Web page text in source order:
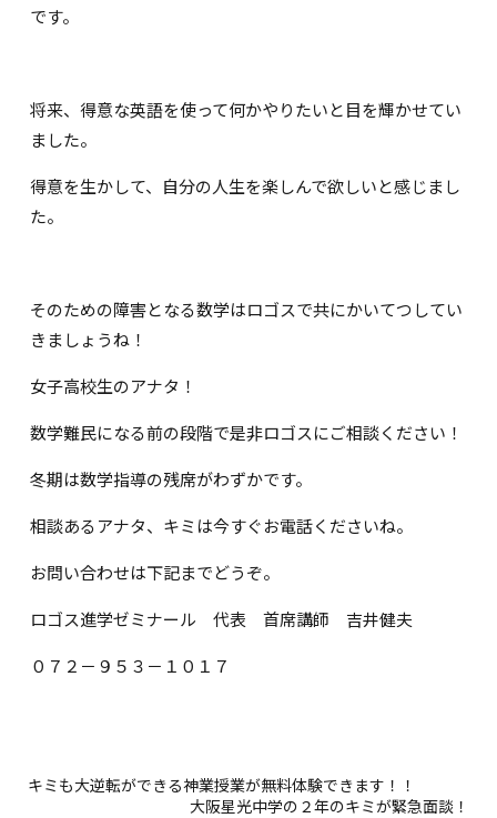
です。
将来、得意な英語を使って何かやりたいと目を輝かせてい
ました。
得意を生かして、自分の人生を楽しんで欲しいと感じまし
た。
そのための障害となる数学はロゴスで共にかいてつしてい
きましょうね！
女子高校生のアナタ！
数学難民になる前の段階で是非ロゴスにご相談ください！
冬期は数学指導の残席がわずかです。
相談あるアナタ、キミは今すぐお電話くださいね。
お問い合わせは下記までどうぞ。
ロゴス進学ゼミナール 代表 首席講師 吉井健夫
０７２－９５３－１０１７
キミも大逆転ができる神業授業が無料体験できます！！
大阪星光中学の２年のキミが緊急面談！